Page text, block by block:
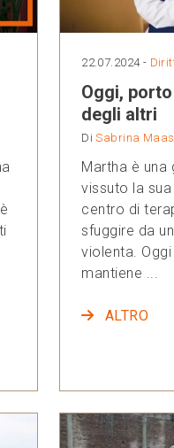
22.07.2024 -
Oggi,
degli altri
DiSabrina
Martha è una
vissuto la
centro di
sfuggire da
violenta.
mantiene ...
ALTRO